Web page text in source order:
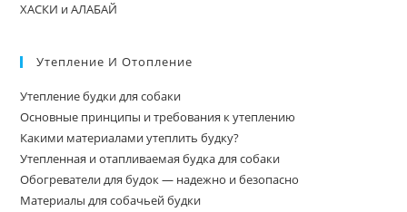
ХАСКИ и АЛАБАЙ
Утепление И Отопление
Утепление будки для собаки
Основные принципы и требования к утеплению
Какими материалами утеплить будку?
Утепленная и отапливаемая будка для собаки
Обогреватели для будок — надежно и безопасно
Материалы для собачьей будки